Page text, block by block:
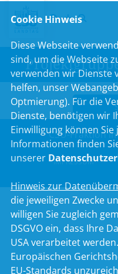
CSU-Fraktion
IMPRESSUM
Cookie Hinweis
Diese Webseite
sind, um die Webseite
verwenden wir Dienste
helfen, unser
Optmierung). Für die
Dienste, benötigen wir
Einwilligung können
Informationen finden
unserer
Hinweis zur
die jeweiligen Zwecke
willigen Sie zugleich
DSGVO ein, dass Ihre
USA verarbeitet
Europäischen
EU-Standards